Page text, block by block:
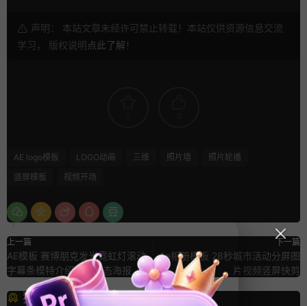
声明： 本站文章未经许可禁止转载！本站仅供资源信息交流
学习， 版权说明点此了解 ！
AE logo模板 LOGO动画 三维 照片墙
照片轮播
竖屏模板
视频开场
上一篇
AE模板 赛博朋克发光霓虹灯滚动
字幕条模特介绍竖屏动态海报
下一篇
Ae相册模板 28秒城市活动分屏图
片视频竖屏快剪
猜你喜欢